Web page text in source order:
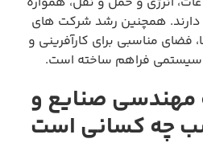
دارند. همچنین رشد شرکت های
فضای مناسبی برای کارآفرینی و
سیستمی فراهم ساخته است.
مهندسی صنایع و
چه کسانی است